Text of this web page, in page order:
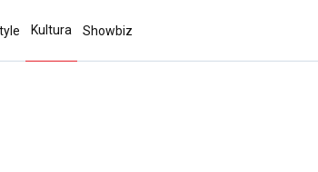
Kultura Showbiz